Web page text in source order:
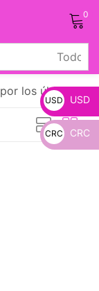
0
los últimos
USD
_
USD
CRC CRC